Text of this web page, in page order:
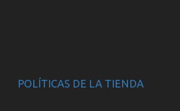
POLÍTICAS DE LA TIENDA